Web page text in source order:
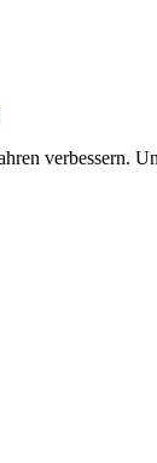
verbessern.